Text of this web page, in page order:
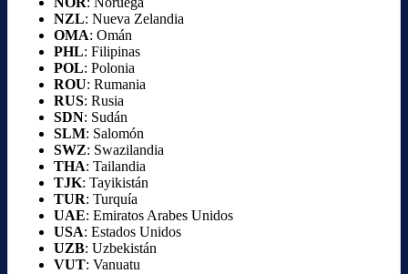
NZL: Nueva Zelandia
OMA: Omán
PHL: Filipinas
POL: Polonia
ROU: Rumania
RUS: Rusia
SDN: Sudán
SLM: Salomón
SWZ: Swazilandia
THA: Tailandia
TJK: Tayikistán
TUR: Turquía
UAE: Emiratos Arabes Unidos
USA: Estados Unidos
UZB: Uzbekistán
VUT: Vanuatu